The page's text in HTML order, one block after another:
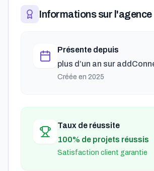
Informations sur l'agence
Présente depuis
plus d’un an sur
Créée en 2025
Taux de réussite
100% de projets réussis
Satisfaction client garantie